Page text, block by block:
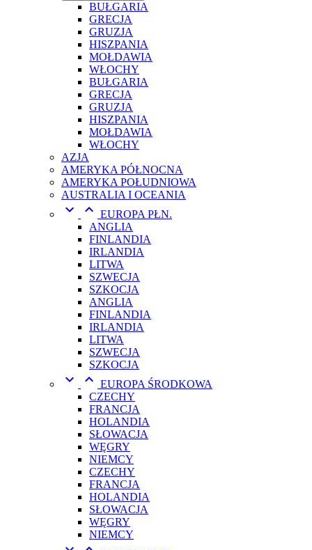
BUŁGARIA
GRECJA
GRUZJA
HISZPANIA
MOŁDAWIA
WŁOCHY
BUŁGARIA
GRECJA
GRUZJA
HISZPANIA
MOŁDAWIA
WŁOCHY
AZJA
AMERYKA PÓŁNOCNA
AMERYKA POŁUDNIOWA
AUSTRALIA I OCEANIA
  EUROPA PŁN.
ANGLIA
FINLANDIA
IRLANDIA
LITWA
SZWECJA
SZKOCJA
ANGLIA
FINLANDIA
IRLANDIA
LITWA
SZWECJA
SZKOCJA
  EUROPA ŚRODKOWA
CZECHY
FRANCJA
HOLANDIA
SŁOWACJA
WĘGRY
NIEMCY
CZECHY
FRANCJA
HOLANDIA
SŁOWACJA
WĘGRY
NIEMCY